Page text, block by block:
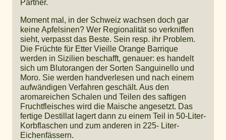
Partner.
Moment mal, in der Schweiz wachsen doch gar
keine Apfelsinen? Wer Regionalität so verkniffen
sieht, verpasst das Beste. Sein resp. ihr Problem.
Die Früchte für Etter Vieille Orange Barrique
werden in Sizilien beschafft, genauer: es handelt
sich um Blutorangen der Sorten Sanguinello und
Moro. Sie werden handverlesen und nach einem
aufwändigen Verfahren geschält. Aus den
aromareichen Schalen und Teilen des saftigen
Fruchtfleisches wird die Maische angesetzt. Das
fertige Destillat lagert dann zu einem Teil in 50-Liter-
Korbflaschen und zum anderen in 225- Liter-
Eichenfässern.